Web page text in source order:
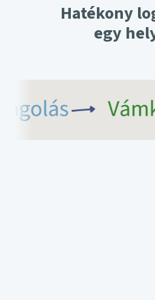
Hatékony
egy